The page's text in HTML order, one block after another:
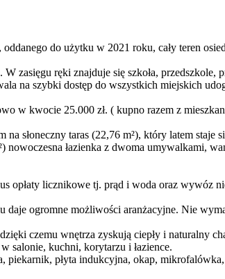
do użytku w 2021 roku, cały teren
zasięgu ręki znajduje się szkoła,
na szybki dostęp do wszystkich miejskich
w kwocie 25.000 zł. ( kupno razem z
słoneczny taras (22,76 m²), który latem
łazienka z dwoma umywalkami,
licznikowe tj. prąd i woda oraz wywóz
daje ogromne możliwości aranżacyjne. Nie
czemu wnętrza zyskują ciepły i naturalny
salonie, kuchni, korytarzu i łazience.
płyta indukcyjna, okap,